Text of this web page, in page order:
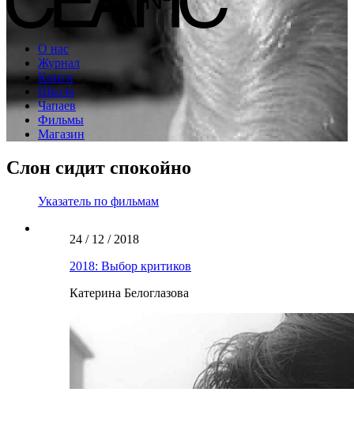
О нас
Журнал
Книги
Школа
Чапаев
Фильмы
Магазин
Слон сидит спокойно
Указатель по фильмам
24 / 12 / 2018
2018: Выбор критиков
Катерина Белоглазова